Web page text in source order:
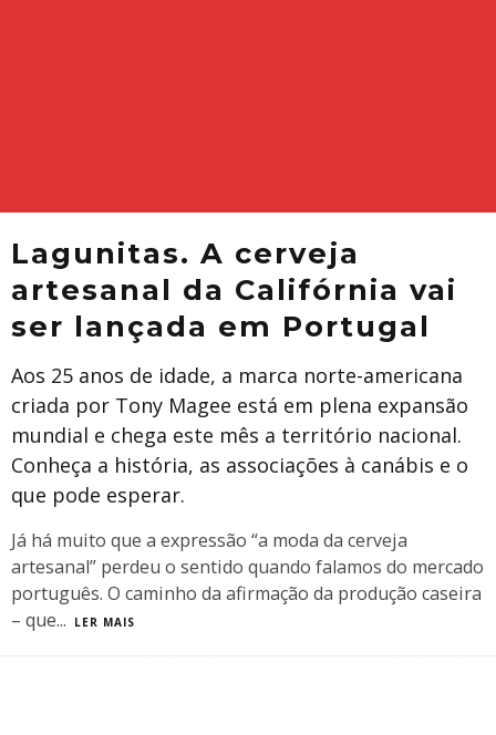
Lagunitas. A cerveja
artesanal da Califórnia vai
ser lançada em Portugal
Aos 25 anos de idade, a marca norte-americana
criada por Tony Magee está em plena expansão
mundial e chega este mês a território nacional.
Conheça a história, as associações à canábis e o
que pode esperar.
Já há muito que a expressão “a moda da cerveja
artesanal” perdeu o sentido quando falamos do mercado
português. O caminho da afirmação da produção caseira
– que... LER MAIS